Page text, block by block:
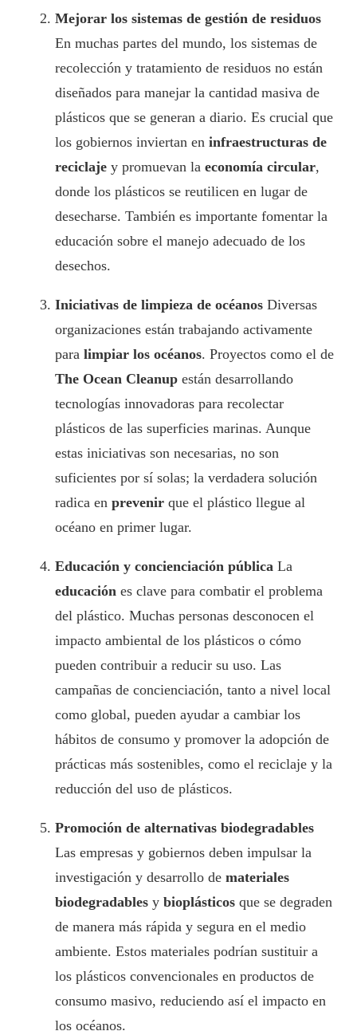
Mejorar los sistemas de gestión de residuos
En muchas partes del mundo, los sistemas de
recolección y tratamiento de residuos no están
diseñados para manejar la cantidad masiva de
plásticos que se generan a diario. Es crucial que
los gobiernos inviertan en infraestructuras de
reciclaje y promuevan la economía circular,
donde los plásticos se reutilicen en lugar de
desecharse. También es importante fomentar la
educación sobre el manejo adecuado de los
desechos.
Iniciativas de limpieza de océanos Diversas
organizaciones están trabajando activamente
para limpiar los océanos. Proyectos como el de
The Ocean Cleanup están desarrollando
tecnologías innovadoras para recolectar
plásticos de las superficies marinas. Aunque
estas iniciativas son necesarias, no son
suficientes por sí solas; la verdadera solución
radica en prevenir que el plástico llegue al
océano en primer lugar.
Educación y concienciación pública La
educación es clave para combatir el problema
del plástico. Muchas personas desconocen el
impacto ambiental de los plásticos o cómo
pueden contribuir a reducir su uso. Las
campañas de concienciación, tanto a nivel local
como global, pueden ayudar a cambiar los
hábitos de consumo y promover la adopción de
prácticas más sostenibles, como el reciclaje y la
reducción del uso de plásticos.
Promoción de alternativas biodegradables
Las empresas y gobiernos deben impulsar la
investigación y desarrollo de materiales
biodegradables y bioplásticos que se degraden
de manera más rápida y segura en el medio
ambiente. Estos materiales podrían sustituir a
los plásticos convencionales en productos de
consumo masivo, reduciendo así el impacto en
los océanos.